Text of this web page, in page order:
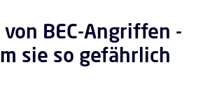
BEC-Angriffen -
sie so gefährlich